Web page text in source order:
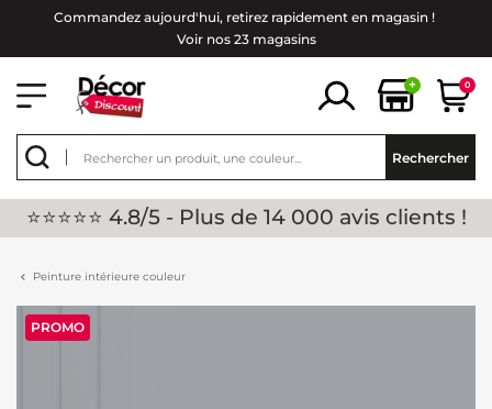
Commandez aujourd'hui, retirez rapidement en magasin !
Voir nos 23 magasins
+ 0
Rechercher
⭐⭐⭐⭐⭐ 4.8/5 - Plus de 14 000 avis clients !
Peinture intérieure couleur
PROMO